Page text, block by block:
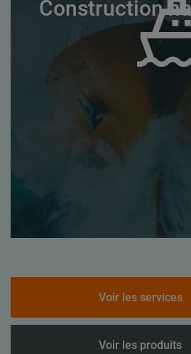
Construction
Voir les services
Voir les produits